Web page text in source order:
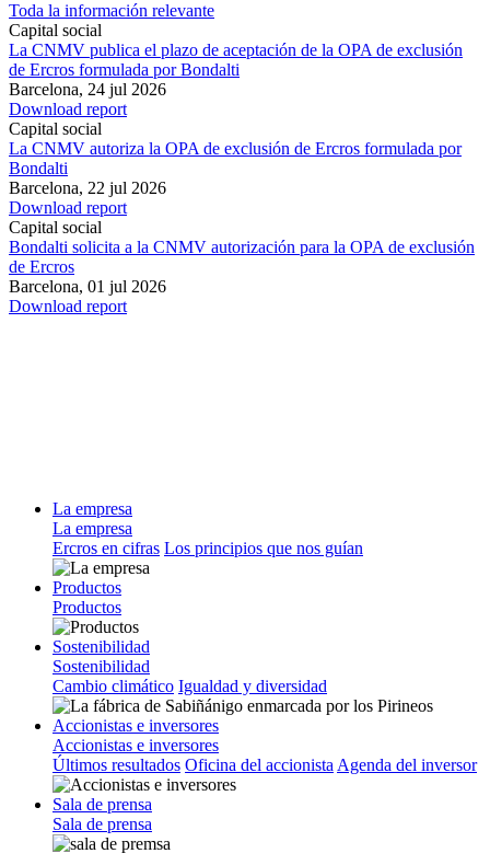
Toda la información relevante
Capital social
La CNMV publica el plazo de aceptación de la OPA de exclusión
de Ercros formulada por Bondalti
Barcelona, 24 jul 2026
Download report
Capital social
La CNMV autoriza la OPA de exclusión de Ercros formulada por
Bondalti
Barcelona, 22 jul 2026
Download report
Capital social
Bondalti solicita a la CNMV autorización para la OPA de exclusión
de Ercros
Barcelona, 01 jul 2026
Download report
La empresa
La empresa
Ercros en cifras Los principios que nos guían
Productos
Productos
Sostenibilidad
Sostenibilidad
Cambio climático Igualdad y diversidad
Accionistas e inversores
Accionistas e inversores
Últimos resultados Oficina del accionista Agenda del inversor
Sala de prensa
Sala de prensa